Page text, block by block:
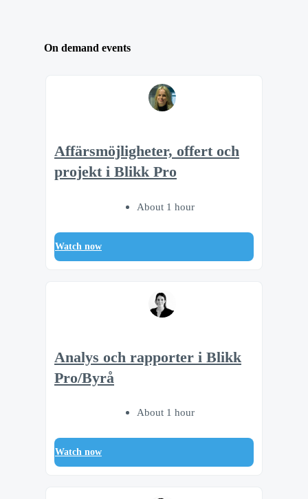
On demand events
Affärsmöjligheter, offert och
projekt i Blikk Pro
About 1 hour
Watch now
Analys och rapporter i Blikk
Pro/Byrå
About 1 hour
Watch now